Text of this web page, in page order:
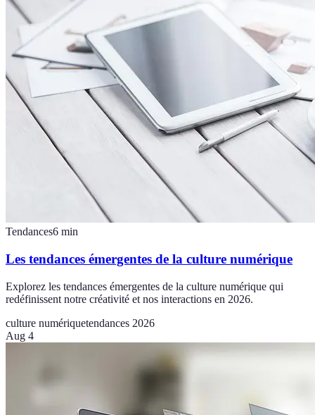
Tendances6 min
Les tendances émergentes de la culture numérique
Explorez les tendances émergentes de la culture numérique qui
redéfinissent notre créativité et nos interactions en 2026.
culture numériquetendances 2026
Aug 4